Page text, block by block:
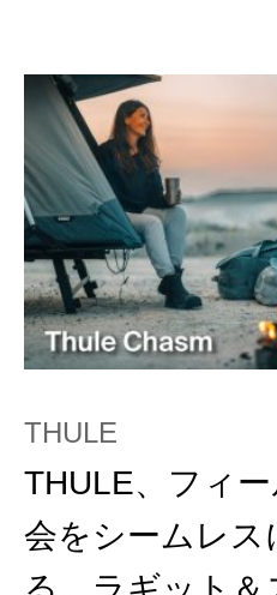
THULE
THULE、フィ
会をシームレス